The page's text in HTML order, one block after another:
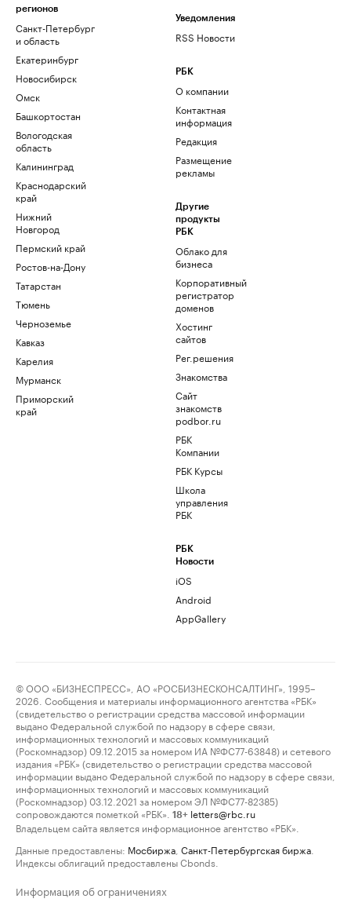
регионов
Санкт-Петербург
и область
Екатеринбург
Новосибирск
Омск
Башкортостан
Вологодская
область
Калининград
Краснодарский
край
Нижний
Новгород
Пермский край
Ростов-на-Дону
Татарстан
Тюмень
Черноземье
Кавказ
Карелия
Мурманск
Приморский
край
Уведомления
RSS Новости
РБК
О компании
Контактная
информация
Редакция
Размещение
рекламы
Другие
продукты
РБК
Облако для
бизнеса
Корпоративный
регистратор
доменов
Хостинг
сайтов
Рег.решения
Знакомства
Сайт
знакомств
podbor.ru
РБК
Компании
РБК Курсы
Школа
управления
РБК
РБК
Новости
iOS
Android
AppGallery
© ООО «БИЗНЕСПРЕСС», АО «РОСБИЗНЕСКОНСАЛТИНГ», 1995–
2026. Сообщения и материалы информационного агентства «РБК»
(свидетельство о регистрации средства массовой информации
выдано Федеральной службой по надзору в сфере связи,
информационных технологий и массовых коммуникаций
(Роскомнадзор) 09.12.2015 за номером ИА №ФС77-63848) и сетевого
издания «РБК» (свидетельство о регистрации средства массовой
информации выдано Федеральной службой по надзору в сфере связи,
информационных технологий и массовых коммуникаций
(Роскомнадзор) 03.12.2021 за номером ЭЛ №ФС77-82385)
сопровождаются пометкой «РБК».
18+ letters@rbc.ru
Владельцем сайта является информационное агентство «РБК».
Данные предоставлены: Мосбиржа Санкт-Петербургская биржа
Индексы облигаций предоставлены Cbonds.
Информация об ограничениях